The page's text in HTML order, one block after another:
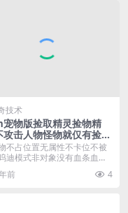
技术
物版捡取精灵捡物精
攻击人物怪物就仅有捡取
不占位置无属性不卡位不被
迪模式非对象没有血条血值
人物怪物就仅有...
前 4